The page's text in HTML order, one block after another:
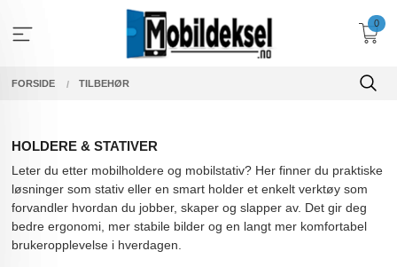
innholdet
0
FORSIDE TILBEHØR
HOLDERE & STATIVER
Leter du etter mobilholdere og mobilstativ? Her finner du praktiske
løsninger som stativ eller en smart holder et enkelt verktøy som
forvandler hvordan du jobber, skaper og slapper av. Det gir deg
bedre ergonomi, mer stabile bilder og en langt mer komfortabel
brukeropplevelse i hverdagen.